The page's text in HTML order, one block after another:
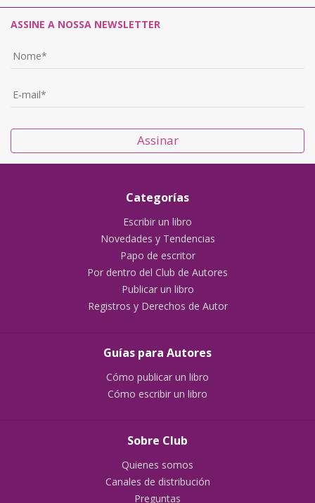
ASSINE A NOSSA NEWSLETTER
Assinar
Categorías
Escribir un libro
Novedades y Tendencias
Papo de escritor
Por dentro del Club de Autores
Publicar un libro
Registros y Derechos de Autor
Guías para Autores
Cómo publicar un libro
Cómo escribir un libro
Sobre Club
Quienes somos
Canales de distribución
Preguntas